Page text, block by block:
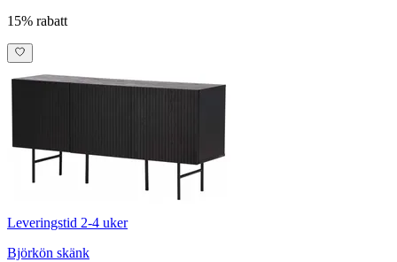
15% rabatt
Leveringstid 2-4 uker
Björkön skänk